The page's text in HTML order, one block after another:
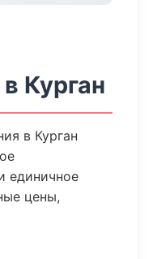
Курган
в Курган
единичное
цены,